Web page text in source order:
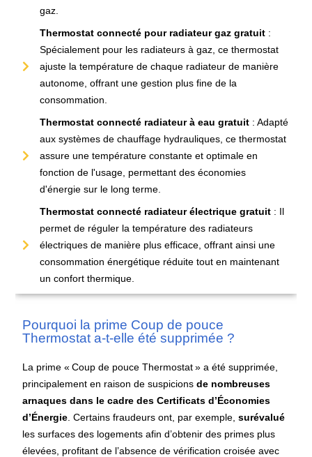
gaz.
Thermostat connecté pour radiateur gaz gratuit :
Spécialement pour les radiateurs à gaz, ce thermostat
ajuste la température de chaque radiateur de manière
autonome, offrant une gestion plus fine de la
consommation.
Thermostat connecté radiateur à eau gratuit : Adapté
aux systèmes de chauffage hydrauliques, ce thermostat
assure une température constante et optimale en
fonction de l'usage, permettant des économies
d'énergie sur le long terme.
Thermostat connecté radiateur électrique gratuit : Il
permet de réguler la température des radiateurs
électriques de manière plus efficace, offrant ainsi une
consommation énergétique réduite tout en maintenant
un confort thermique.
Pourquoi la prime Coup de pouce
Thermostat a-t-elle été supprimée ?
La prime « Coup de pouce Thermostat » a été supprimée,
principalement en raison de suspicionsde nombreuses
arnaques dans le cadre des Certificats d’Économies
d’Énergie . Certains fraudeurs ont, par exemple,surévalué
les surfaces des logements afin d’obtenir des primes plus
élevées, profitant de l’absence de vérification croisée avec